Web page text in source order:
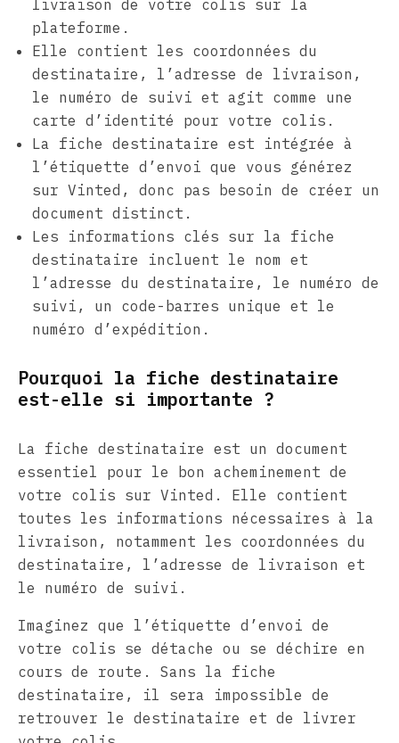
livraison de votre colis sur la
plateforme.
Elle contient les coordonnées du
destinataire, l’adresse de livraison,
le numéro de suivi et agit comme une
carte d’identité pour votre colis.
La fiche destinataire est intégrée à
l’étiquette d’envoi que vous générez
sur Vinted, donc pas besoin de créer un
document distinct.
Les informations clés sur la fiche
destinataire incluent le nom et
l’adresse du destinataire, le numéro de
suivi, un code-barres unique et le
numéro d’expédition.
Pourquoi la fiche destinataire
est-elle si importante ?
La fiche destinataire est un document
essentiel pour le bon acheminement de
votre colis sur Vinted. Elle contient
toutes les informations nécessaires à la
livraison, notamment les coordonnées du
destinataire, l’adresse de livraison et
le numéro de suivi.
Imaginez que l’étiquette d’envoi de
votre colis se détache ou se déchire en
cours de route. Sans la fiche
destinataire, il sera impossible de
retrouver le destinataire et de livrer